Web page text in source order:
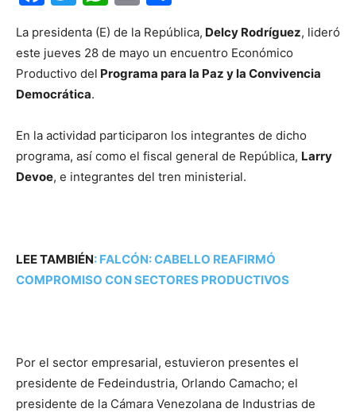
La presidenta (E) de la República, Delcy Rodríguez, lideró
este jueves 28 de mayo un encuentro Económico
Productivo del Programa para la Paz y la Convivencia
Democrática.
En la actividad participaron los integrantes de dicho
programa, así como el fiscal general de República, Larry
Devoe, e integrantes del tren ministerial.
LEE TAMBIÉN: FALCÓN: CABELLO REAFIRMÓ
COMPROMISO CON SECTORES PRODUCTIVOS
Por el sector empresarial, estuvieron presentes el
presidente de Fedeindustria, Orlando Camacho; el
presidente de la Cámara Venezolana de Industrias de